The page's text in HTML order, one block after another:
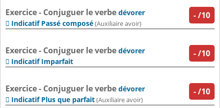
-/10
Exercice - Conjuguer le verbe dévorer
 Indicatif Passé composé(Auxiliaire avoir)
-/10
Exercice - Conjuguer le verbe dévorer
 Indicatif Imparfait
-/10
Exercice - Conjuguer le verbe dévorer
 Indicatif Plus que parfait(Auxiliaire avoir)